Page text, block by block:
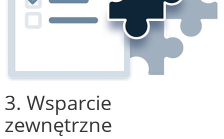
3. Wsparcie
zewnętrzne